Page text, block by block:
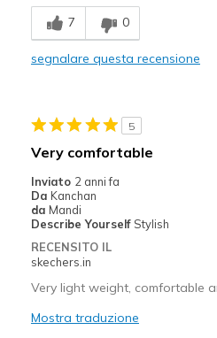
Difetti
You;re not making them anymore I
Casual Wear
Going Out
Special Occasions
Travel
Walking
Width
Feels true
Sizing
7 0
segnalare questa recensione
5
Very comfortable
Inviato 2 anni fa
Da Kanchan
da Mandi
Describe Yourself Stylish
RECENSITO IL
skechers.in
Very light weight, comfortable
Mostra traduzione